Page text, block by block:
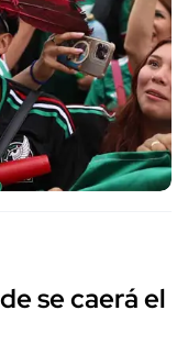
se caerá el